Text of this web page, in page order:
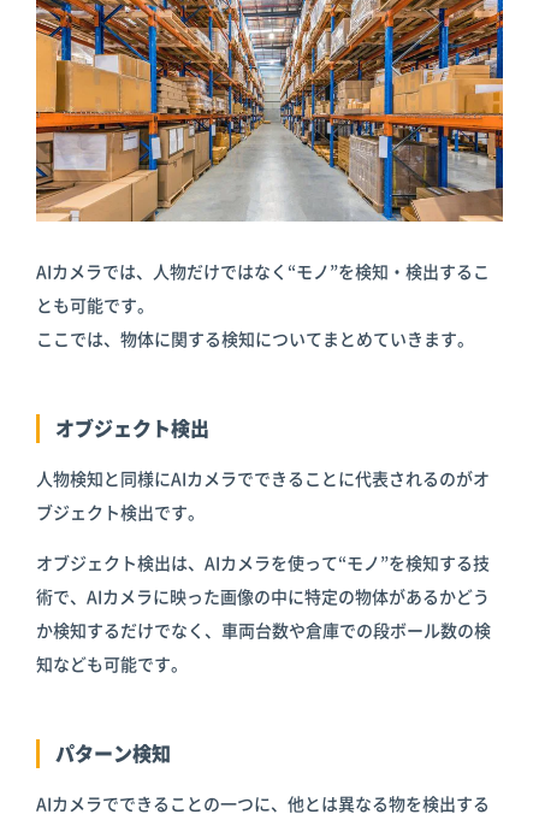
AIカメラでは、人物だけではなく“モノ”を検知・検出するこ
とも可能です。
ここでは、物体に関する検知についてまとめていきます。
オブジェクト検出
人物検知と同様にAIカメラでできることに代表されるのがオ
ブジェクト検出です。
オブジェクト検出は、AIカメラを使って“モノ”を検知する技
術で、AIカメラに映った画像の中に特定の物体があるかどう
か検知するだけでなく、車両台数や倉庫での段ボール数の検
知なども可能です。
パターン検知
AIカメラでできることの一つに、他とは異なる物を検出する